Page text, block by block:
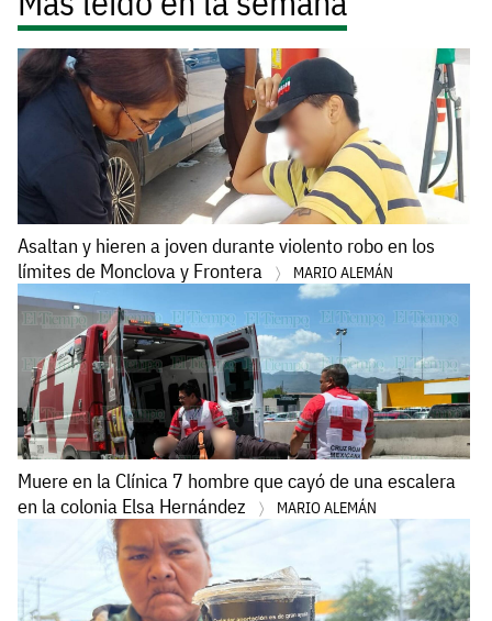
Asaltan y hieren a joven durante violento robo en los
límites de Monclova y Frontera
MARIO ALEMÁN
Muere en la Clínica 7 hombre que cayó de una escalera
en la colonia Elsa Hernández
MARIO ALEMÁN